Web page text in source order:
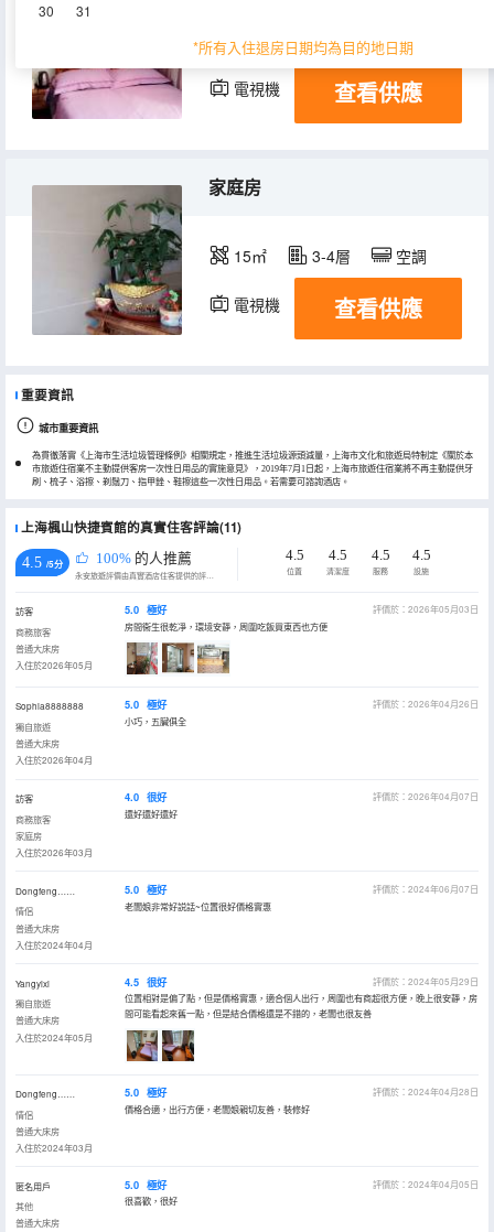
30 31
*所有入住退房日期均為目的地日期
15㎡ 2-4層 空調
電視機 查看供應
家庭房
15㎡ 3-4層 空調
電視機 查看供應
重要資訊
城市重要資訊
為貫徹落實《上海市生活垃圾管理條例》相關規定，推進生活垃圾源頭減量，上海市文化和旅遊局特制定《關於本
市旅遊住宿業不主動提供客房一次性日用品的實施意見》，2019年7月1日起，上海市旅遊住宿業將不再主動提供牙
刷、梳子、浴擦、剃鬚刀、指甲銼、鞋擦這些一次性日用品。若需要可諮詢酒店。
上海楓山快捷賓館的真實住客評論(11)
4.5 /5分 100% 的人推薦
永安旅遊評價由真實酒店住客提供的評價。
4.5
位置
4.5
清潔度
4.5
服務
4.5
設施
訪客
商務旅客
普通大床房
入住於2026年05月
5.0 極好
評價於：2026年05月03日
房間衞生很乾凈，環境安靜，周圍吃飯買東西也方便
Sophia8888888
獨自旅遊
普通大床房
入住於2026年04月
5.0 極好
評價於：2026年04月26日
小巧，五臟俱全
訪客
商務旅客
家庭房
入住於2026年03月
4.0 很好
評價於：2026年04月07日
還好還好還好
Dongfeng……
情侶
普通大床房
入住於2024年04月
5.0 極好
評價於：2024年06月07日
老闆娘非常好説話~位置很好價格實惠
Yangyixi
獨自旅遊
普通大床房
入住於2024年05月
4.5 很好
評價於：2024年05月29日
位置相對是偏了點，但是價格實惠，適合個人出行，周圍也有商超很方便，晚上很安靜，房
間可能看起來舊一點，但是結合價格還是不錯的，老闆也很友善
Dongfeng……
情侶
普通大床房
入住於2024年03月
5.0 極好
評價於：2024年04月28日
價格合適，出行方便，老闆娘親切友善，裝修好
匿名用戶
其他
普通大床房
5.0 極好
評價於：2024年04月05日
很喜歡，很好